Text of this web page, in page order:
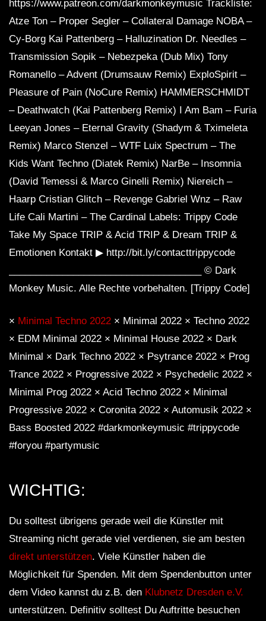
https://www.patreon.com/darkmonkeymusic Trackliste:
Atze Ton – Proper Segler – Collateral Damage NOBA –
Cy-Borg Kai Pattenberg – Halluzination Dr. Needles –
Transmission Sopik – Nebezpeka (Dub Mix) Tony
Romanello – Advent (Drumsauw Remix) ExploSpirit –
Pleasure of Pain (NoCure Remix) HAMMERSCHMIDT
– Deathwatch (Kai Pattenberg Remix) I Am Bam – Furia
Leeyan Jones – Eternal Gravity (Shadym & Tximeleta
Remix) Marco Stenzel – WTF ​​Luix Spectrum – The
Kids Want Techno (Diatek Remix) NarBe – Insomnia
(David Temessi & Marco Ginelli Remix) Niereich –
Haarp Cristian Glitch – Revenge Gabriel Wnz – Raw
Life Cali Martini – The Cardinal Labels: Trippy Code
Take My Space TRIP & Acid TRIP & Dream TRIP &
Emotionen Kontakt ▶ http://bit.ly/contacttrippycode
____________________________________ © Dark
Monkey Music. Alle Rechte vorbehalten. [Trippy Code]
× Minimal Techno 2022 × Minimal 2022 × Techno 2022
× EDM Minimal 2022 × Minimal House 2022 × Dark
Minimal × Dark Techno 2022 × Psytrance 2022 × Prog
Trance 2022 × Progressive 2022 × Psychedelic 2022 ×
Minimal Prog 2022 × Acid Techno 2022 × Minimal
Progressive 2022 × Coronita 2022 × Automusik 2022 ×
Bass Boosted 2022 #darkmonkeymusic #trippycode
#foryou #partymusic
WICHTIG:
Du solltest übrigens gerade weil die Künstler mit
Streaming nicht gerade viel verdienen, sie am besten
direkt unterstützen. Viele Künstler haben die
Möglichkeit für Spenden. Mit dem Spendenbutton unter
dem Video kannst du z.B. den Klubnetz Dresden e.V.
unterstützen. Definitiv solltest Du Auftritte besuchen